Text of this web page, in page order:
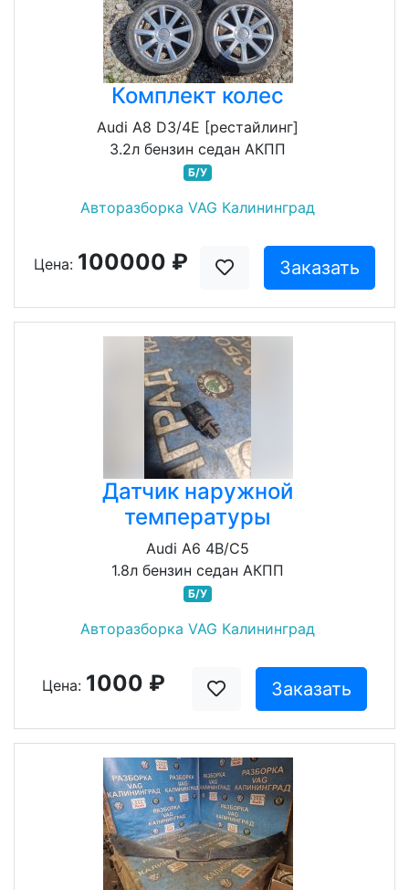
Комплект колес
Audi A8 D3/4E [рестайлинг]
3.2л бензин седан АКПП
Б/У
Авторазборка VAG Калининград
Цена: 100000 ₽ Заказать
Датчик наружной
температуры
Audi A6 4B/C5
1.8л бензин седан АКПП
Б/У
Авторазборка VAG Калининград
Цена: 1000 ₽ Заказать